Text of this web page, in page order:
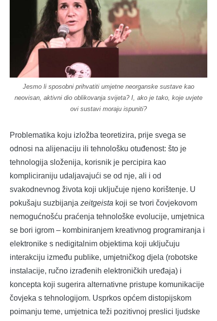
Jesmo li sposobni prihvatiti umjetne neorganske sustave kao
neovisan, aktivni dio oblikovanja svijeta? I, ako je tako, koje uvjete
ovi sustavi moraju ispuniti?
Problematika koju izložba teoretizira, prije svega se
odnosi na alijenaciju ili tehnološku otuđenost: što je
tehnologija složenija, korisnik je percipira kao
kompliciraniju udaljavajući se od nje, ali i od
svakodnevnog života koji uključuje njeno korištenje. U
pokušaju suzbijanja zeitgeista koji se tvori čovjekovom
nemogućnošću praćenja tehnološke evolucije, umjetnica
se bori igrom – kombiniranjem kreativnog programiranja i
elektronike s nedigitalnim objektima koji uključuju
interakciju između publike, umjetničkog djela (robotske
instalacije, ručno izrađenih elektroničkih uređaja) i
koncepta koji sugerira alternativne pristupe komunikacije
čovjeka s tehnologijom. Usprkos općem distopijskom
poimanju teme, umjetnica teži pozitivnoj preslici ljudske